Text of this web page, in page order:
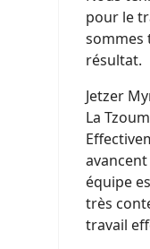
pour le
sommes
résultat.
Jetzer
La
équipe
très
travail